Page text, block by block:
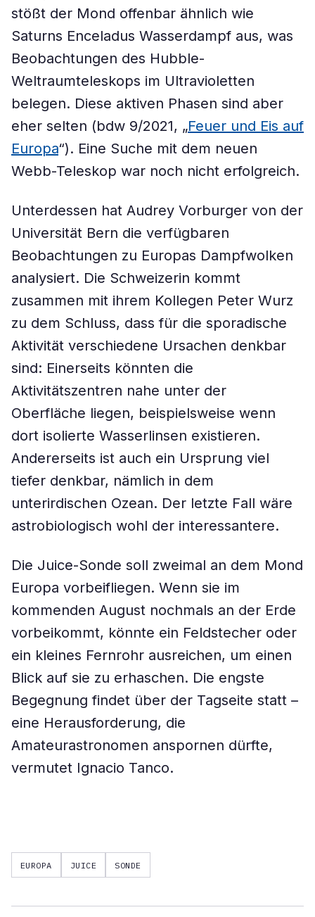
stößt der Mond offenbar ähnlich wie
Saturns Enceladus Wasserdampf aus, was
Beobachtungen des Hubble-
Weltraumteleskops im Ultravioletten
belegen. Diese aktiven Phasen sind aber
eher selten (bdw 9/2021, „Feuer und Eis auf
Europa“). Eine Suche mit dem neuen
Webb-Teleskop war noch nicht erfolgreich.
Unterdessen hat Audrey Vorburger von der
Universität Bern die verfügbaren
Beobachtungen zu Europas Dampfwolken
analysiert. Die Schweizerin kommt
zusammen mit ihrem Kollegen Peter Wurz
zu dem Schluss, dass für die sporadische
Aktivität verschiedene Ursachen denkbar
sind: Einerseits könnten die
Aktivitätszentren nahe unter der
Oberfläche liegen, beispielsweise wenn
dort isolierte Wasserlinsen existieren.
Andererseits ist auch ein Ursprung viel
tiefer denkbar, nämlich in dem
unterirdischen Ozean. Der letzte Fall wäre
astrobiologisch wohl der interessantere.
Die Juice-Sonde soll zweimal an dem Mond
Europa vorbeifliegen. Wenn sie im
kommenden August nochmals an der Erde
vorbeikommt, könnte ein Feldstecher oder
ein kleines Fernrohr ausreichen, um einen
Blick auf sie zu erhaschen. Die engste
Begegnung findet über der Tagseite statt –
eine Herausforderung, die
Amateurastronomen anspornen dürfte,
vermutet Ignacio Tanco.
EUROPA JUICE SONDE